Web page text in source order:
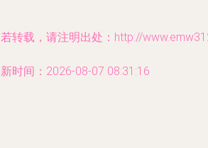
转载，请注明出处：http://
时间：2026-08-07 08:31:16